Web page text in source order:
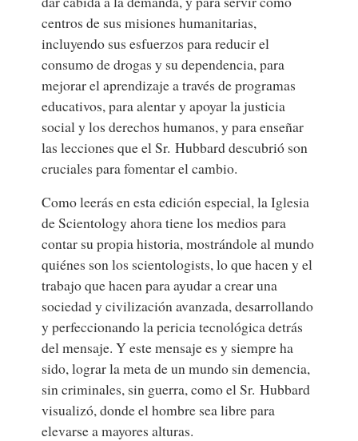
centros de sus misiones humanitarias,
incluyendo sus esfuerzos para reducir el
consumo de drogas y su dependencia, para
mejorar el aprendizaje a través de programas
educativos, para alentar y apoyar la justicia
social y los derechos humanos, y para enseñar
las lecciones que el Sr. Hubbard descubrió son
cruciales para fomentar el cambio.
Como leerás en esta edición especial, la Iglesia
de Scientology ahora tiene los medios para
contar su propia historia, mostrándole al mundo
quiénes son los scientologists, lo que hacen y el
trabajo que hacen para ayudar a crear una
sociedad y civilización avanzada, desarrollando
y perfeccionando la pericia tecnológica detrás
del mensaje. Y este mensaje es y siempre ha
sido, lograr la meta de un mundo sin demencia,
sin criminales, sin guerra, como el Sr. Hubbard
visualizó, donde el hombre sea libre para
elevarse a mayores alturas.